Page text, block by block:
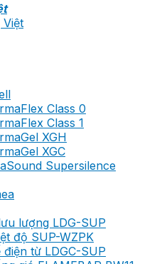
Class 0
Class 1
XGH
XGC
Supersilence
lượng LDG-SUP
độ SUP-WZPK
từ LDGC-SUP